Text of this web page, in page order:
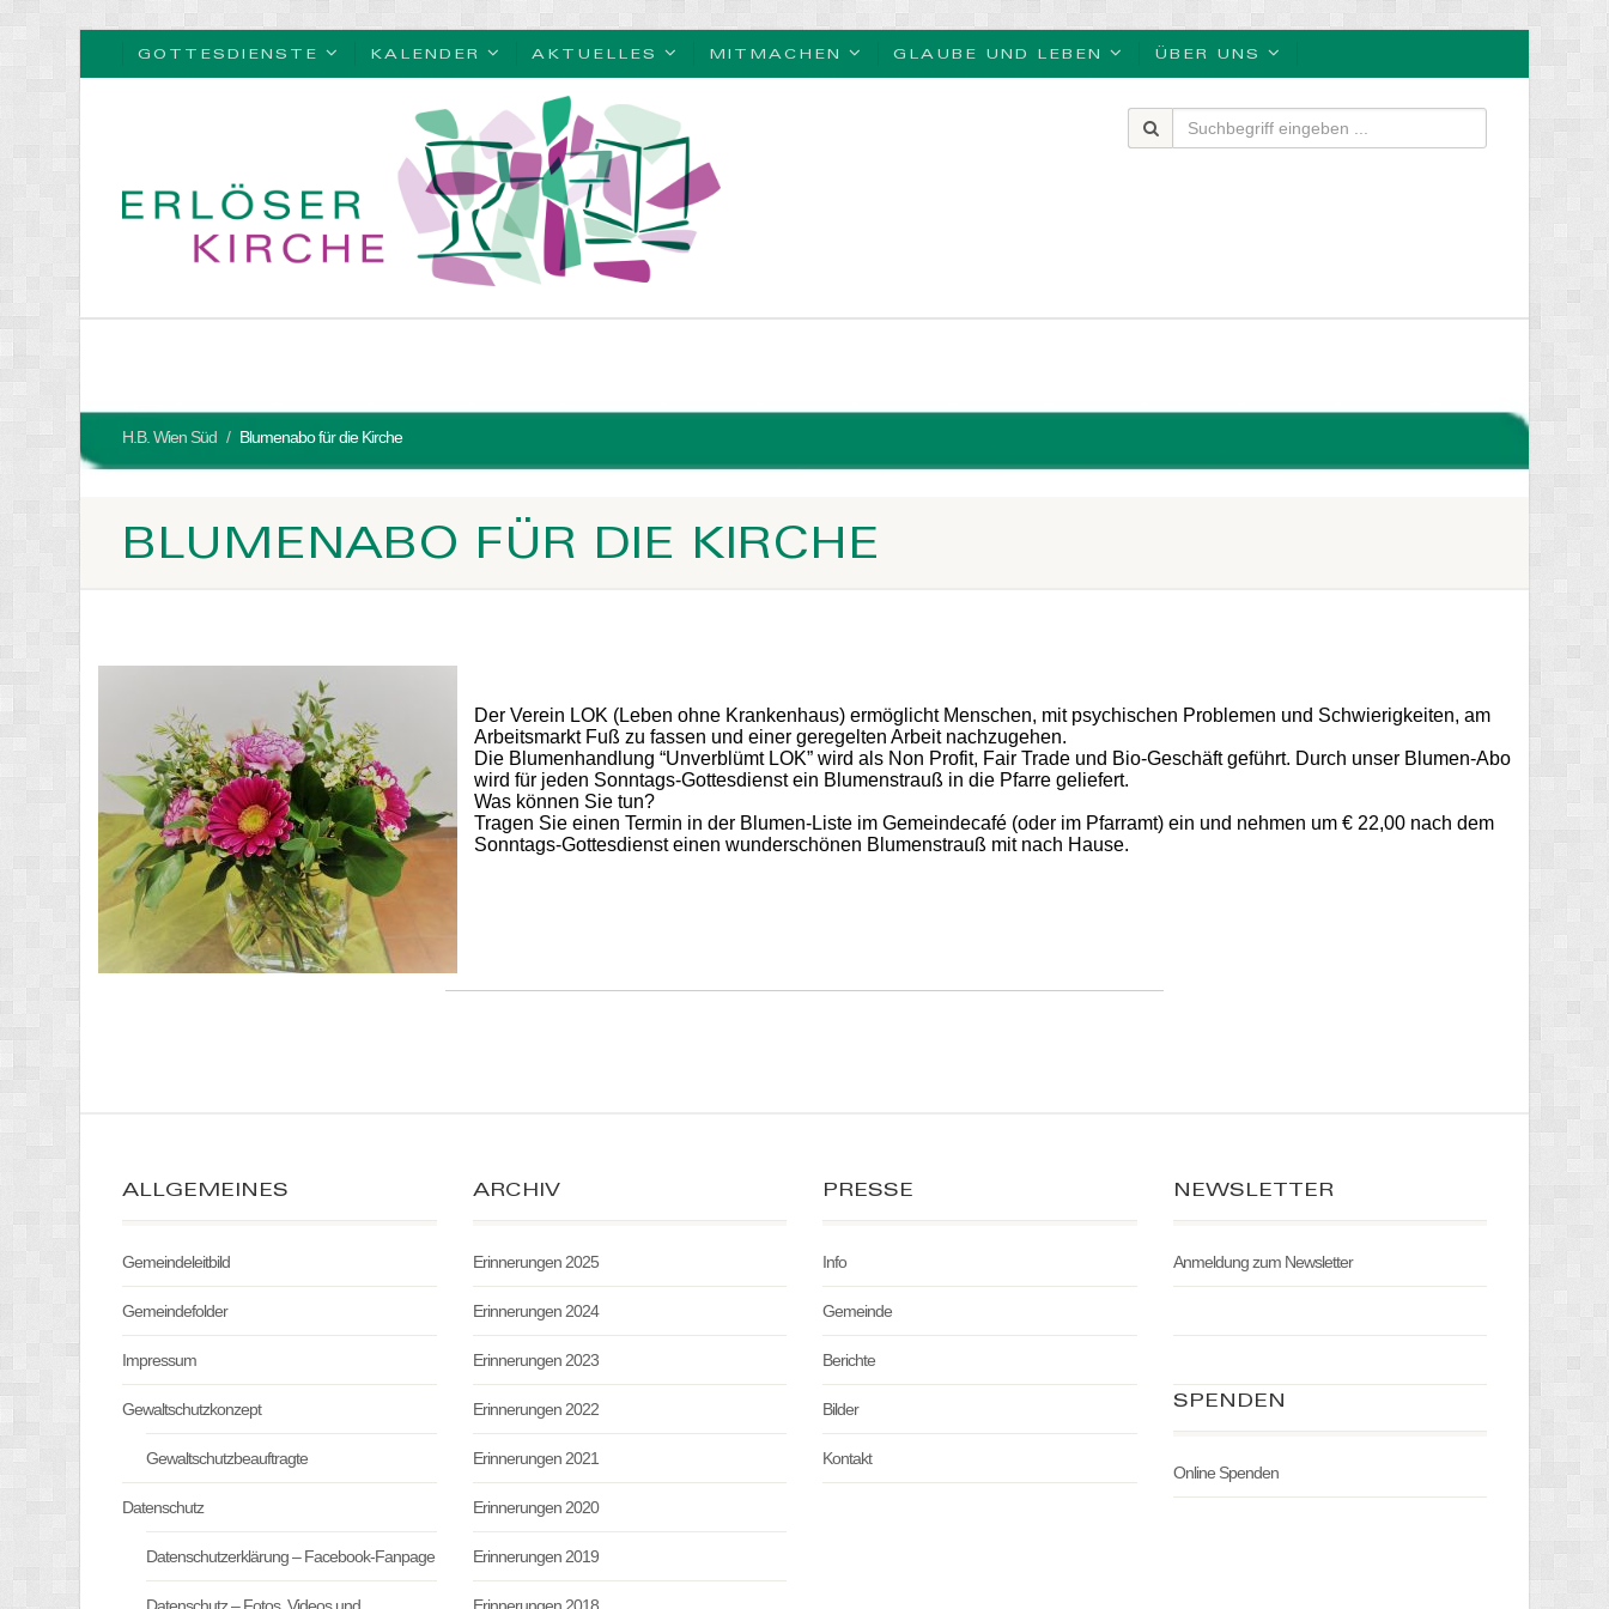
GOTTESDIENSTE KALENDER AKTUELLES MITMACHEN GLAUBE UND LEBEN ÜBER UNS
H.B. Wien Süd Blumenabo für die Kirche
BLUMENABO FÜR DIE KIRCHE
Der Verein LOK (Leben ohne Krankenhaus) ermöglicht Menschen, mit psychischen Problemen und Schwierigkeiten, am
Arbeitsmarkt Fuß zu fassen und einer geregelten Arbeit nachzugehen.
Die Blumenhandlung “Unverblümt LOK” wird als Non Profit, Fair Trade und Bio-Geschäft geführt. Durch unser Blumen-Abo
wird für jeden Sonntags-Gottesdienst ein Blumenstrauß in die Pfarre geliefert.
Was können Sie tun?
Tragen Sie einen Termin in der Blumen-Liste im Gemeindecafé (oder im Pfarramt) ein und nehmen um € 22,00 nach dem
Sonntags-Gottesdienst einen wunderschönen Blumenstrauß mit nach Hause.
ALLGEMEINES
Gemeindeleitbild
Gemeindefolder
Impressum
Gewaltschutzkonzept
Gewaltschutzbeauftragte
Datenschutz
Datenschutzerklärung – Facebook-Fanpage
ARCHIV
Erinnerungen 2025
Erinnerungen 2024
Erinnerungen 2023
Erinnerungen 2022
Erinnerungen 2021
Erinnerungen 2020
Erinnerungen 2019
PRESSE
Info
Gemeinde
Berichte
Bilder
Kontakt
NEWSLETTER
Anmeldung zum Newsletter
SPENDEN
Online Spenden